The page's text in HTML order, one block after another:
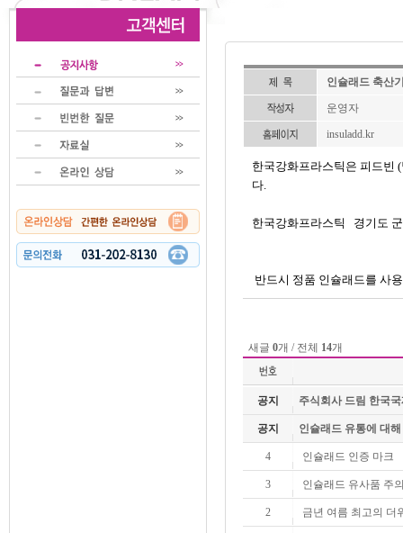
인슐래드 축산
운영자
insuladd.kr
한국강화프라스틱은 피드빈
다.
한국강화프라스틱 경기도
반드시 정품 인슐래드를 사
새글 0개 / 전체 14개
공지 주식회사 드림 한국
공지 인슐래드 유통에 대
4 인슐래드 인증 마크
3 인슐래드 유사품 주
2 금년 여름 최고의 더